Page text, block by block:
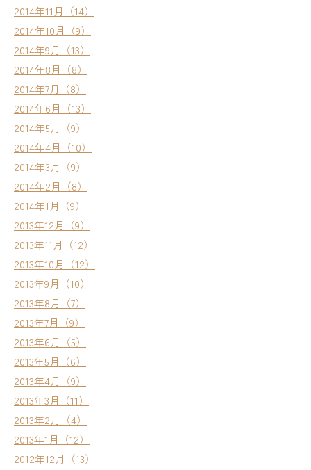
2014年11月（14）
2014年10月（9）
2014年9月（13）
2014年8月（8）
2014年7月（8）
2014年6月（13）
2014年5月（9）
2014年4月（10）
2014年3月（9）
2014年2月（8）
2014年1月（9）
2013年12月（9）
2013年11月（12）
2013年10月（12）
2013年9月（10）
2013年8月（7）
2013年7月（9）
2013年6月（5）
2013年5月（6）
2013年4月（9）
2013年3月（11）
2013年2月（4）
2013年1月（12）
2012年12月（13）